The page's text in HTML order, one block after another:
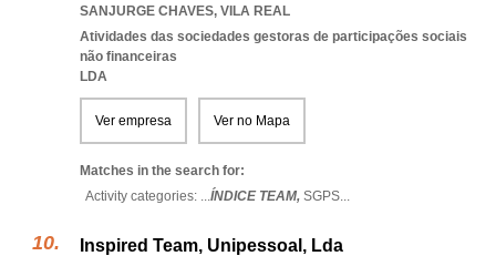
SANJURGE CHAVES, VILA REAL
Atividades das sociedades gestoras de participações sociais
não financeiras
LDA
Ver empresa Ver no Mapa
Matches in the search for:
Activity categories: ...ÍNDICE TEAM, SGPS...
Inspired Team, Unipessoal, Lda